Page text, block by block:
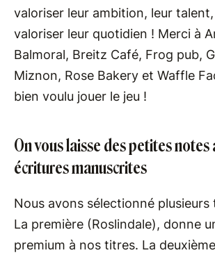
valoriser leur ambition, leur
valoriser leur quotidien ! Merci à
Balmoral, Breitz Café, Frog pub,
Miznon, Rose Bakery et Waffle
bien voulu jouer le jeu !
On vous laisse des petites notes
écritures manuscrites
Nous avons sélectionné
La première (Roslindale), donne
premium à nos titres. La